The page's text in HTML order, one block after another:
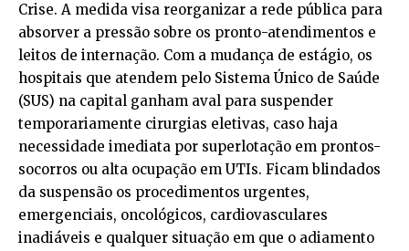
Crise. A medida visa reorganizar a rede pública para
absorver a pressão sobre os pronto-atendimentos e
leitos de internação. Com a mudança de estágio, os
hospitais que atendem pelo Sistema Único de Saúde
(SUS) na capital ganham aval para suspender
temporariamente cirurgias eletivas, caso haja
necessidade imediata por superlotação em prontos-
socorros ou alta ocupação em UTIs. Ficam blindados
da suspensão os procedimentos urgentes,
emergenciais, oncológicos, cardiovasculares
inadiáveis e qualquer situação em que o adiamento